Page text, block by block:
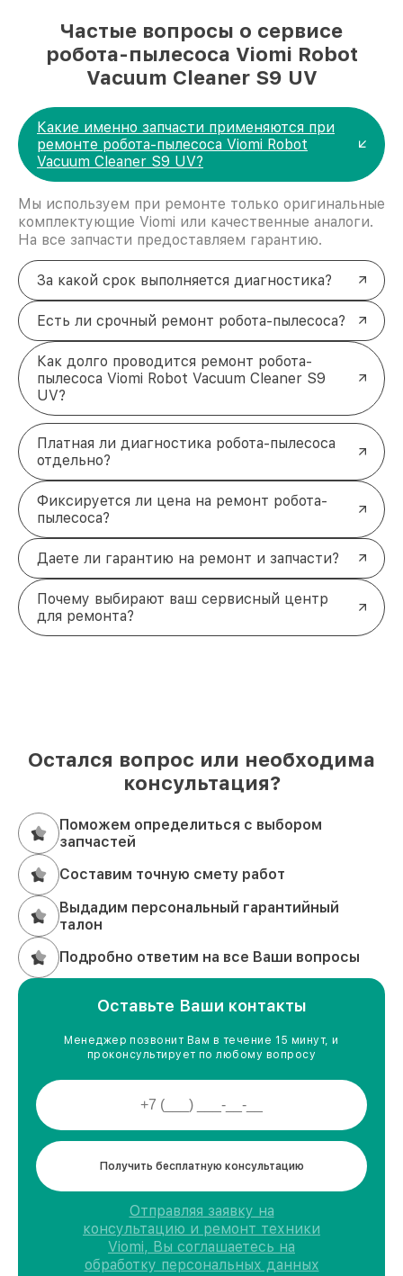
Частые вопросы о сервисе
робота-пылесоса Viomi Robot
Vacuum Cleaner S9 UV
Какие именно запчасти применяются при
ремонте робота-пылесоса Viomi Robot
Vacuum Cleaner S9 UV?
Мы используем при ремонте только оригинальные
комплектующие Viomi или качественные аналоги.
На все запчасти предоставляем гарантию.
За какой срок выполняется диагностика?
Есть ли срочный ремонт робота-пылесоса?
Как долго проводится ремонт робота-
пылесоса Viomi Robot Vacuum Cleaner S9
UV?
Платная ли диагностика робота-пылесоса
отдельно?
Фиксируется ли цена на ремонт робота-
пылесоса?
Даете ли гарантию на ремонт и запчасти?
Почему выбирают ваш сервисный центр
для ремонта?
Остался вопрос или необходима
консультация?
Поможем определиться с выбором
запчастей
Составим точную смету работ
Выдадим персональный гарантийный
талон
Подробно ответим на все Ваши вопросы
Оставьте Ваши контакты
Менеджер позвонит Вам в течение 15 минут, и
проконсультирует по любому вопросу
Получить бесплатную консультацию
Отправляя заявку на
консультацию и ремонт техники
Viomi, Вы соглашаетесь на
обработку персональных данных